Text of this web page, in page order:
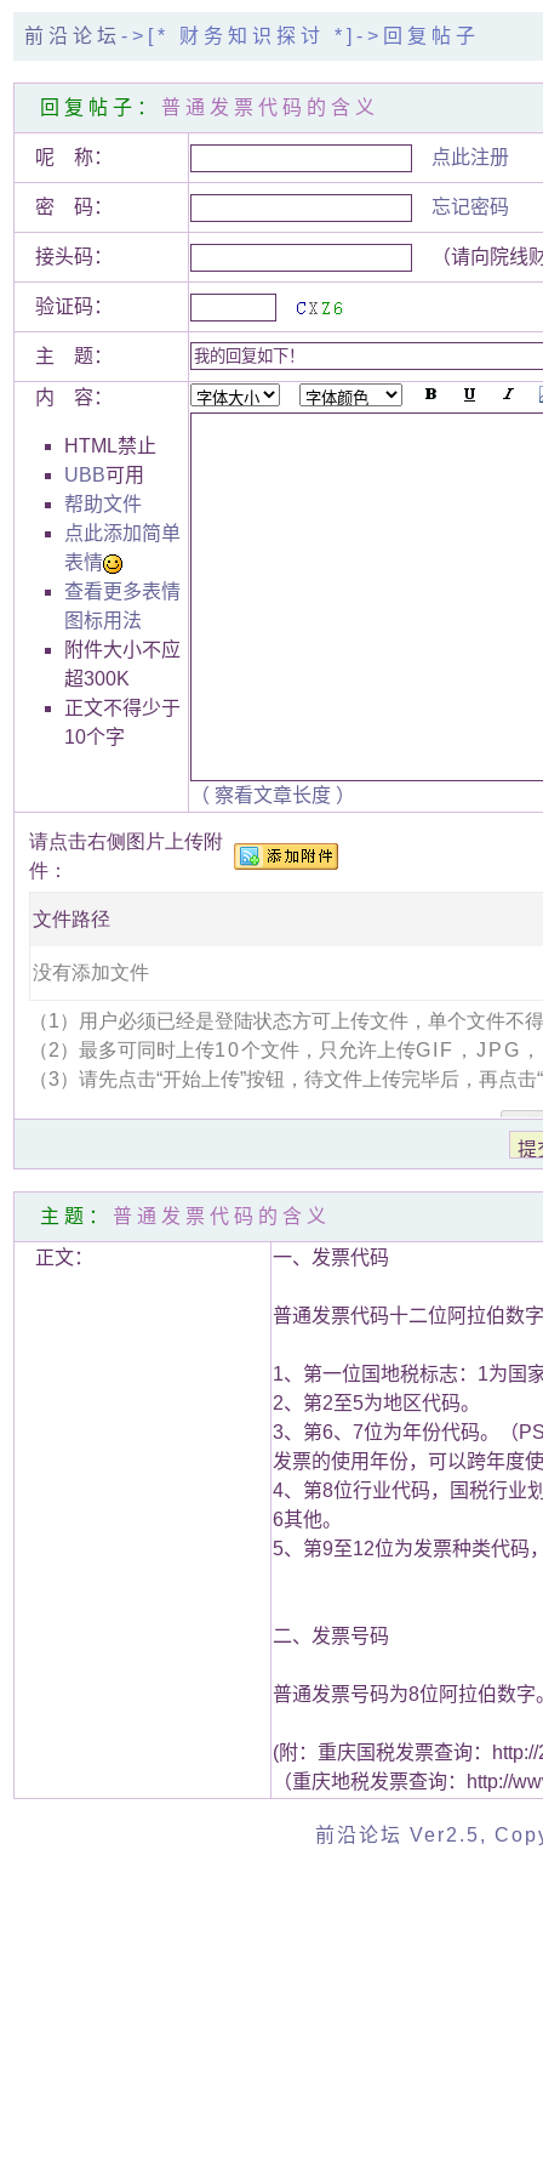
前沿论坛 ->[* 财务知识探讨 *]->回复帖子
回复帖子： 普通发票代码的含义
呢 称： 点此注册
密 码： 忘记密码
接头码： （请向院线
验证码：
主 题：
内 容：
HTML禁止
UBB可用
帮助文件
点此添加简单
表情
查看更多表情
图标用法
附件大小不应
超300K
正文不得少于
10个字
（ 察看文章长度 ）
主题： 普通发票代码的含义
正文：
一、发票代码
普通发票代码十二位阿拉伯数
1、第一位国地税标志：1为国
2、第2至5为地区代码。
3、第6、7位为年份代码。（
发票的使用年份，可以跨年度
4、第8位行业代码，国税行业
6其他。
5、第9至12位为发票种类代码
二、发票号码
普通发票号码为8位阿拉伯数字
(附：重庆国税发票查询：
（重庆地税发票查询：http://
前沿论坛 Ver2.5,